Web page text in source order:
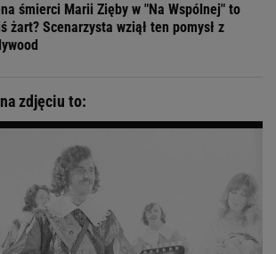
śmierci Marii Zięby w "Na Wspólnej" to
żart? Scenarzysta wziął ten pomysł z
zdjęciu to: